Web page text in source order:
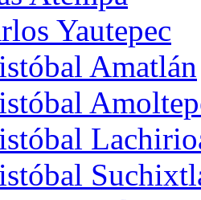
Yautepec
Amatlán